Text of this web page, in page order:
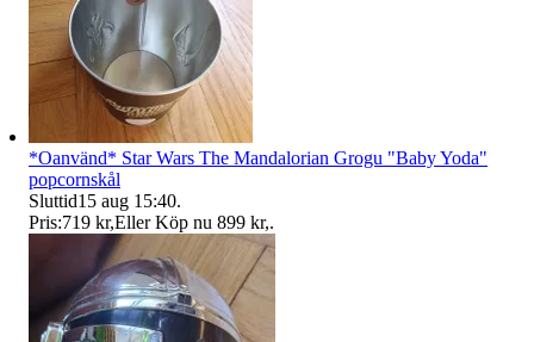
*Oanvänd* Star Wars The Mandalorian Grogu "Baby Yoda"
popcornskål
Sluttid15 aug 15:40.
Pris:719 kr,Eller Köp nu 899 kr,.